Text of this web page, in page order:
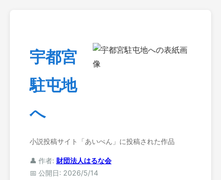
宇都宮
駐屯地
へ
小説投稿サイト「あいぺん」に投稿された作品
👤 作者: 財団法人はるな会
📅 公開日: 2026/5/14